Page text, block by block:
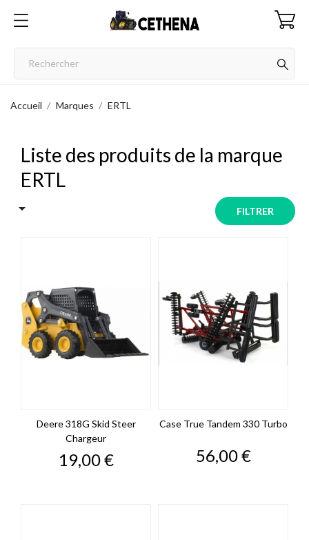
Accueil Marques ERTL
Liste des produits de la marque
ERTL
 FILTRER
Deere 318G Skid Steer
Chargeur
Prix
19,00 €
Case True Tandem 330 Turbo
Prix
56,00 €